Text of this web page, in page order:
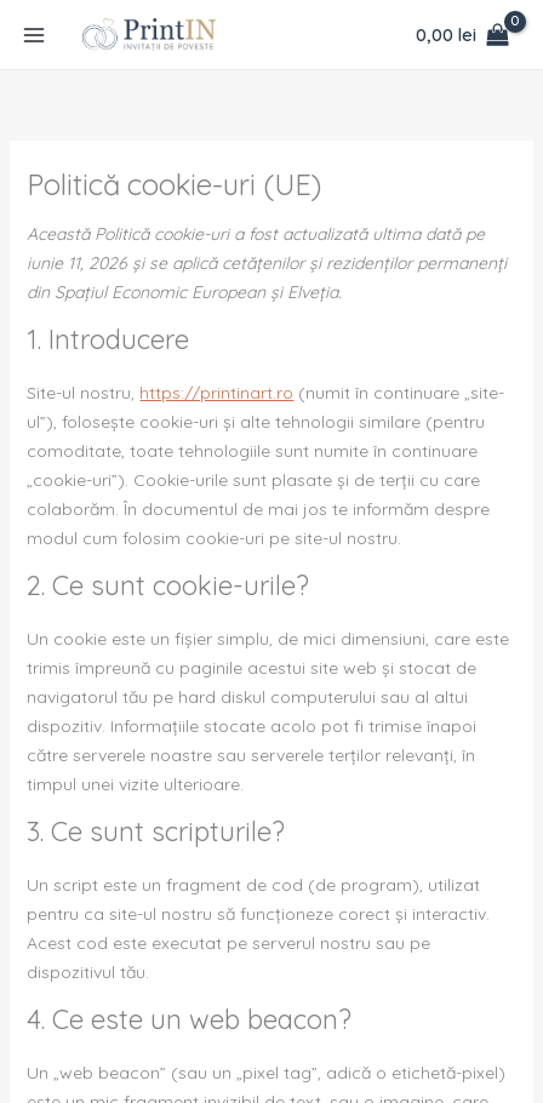
0,00lei
Politică cookie-uri (UE)
Această Politică cookie-uri a fost actualizată ultima dată pe
iunie 11, 2026 și se aplică cetățenilor și rezidenților permanenți
din Spațiul Economic European și Elveția.
1. Introducere
Site-ul nostru, https://printinart.ro (numit în continuare „site-
ul”), folosește cookie-uri și alte tehnologii similare (pentru
comoditate, toate tehnologiile sunt numite în continuare
„cookie-uri”). Cookie-urile sunt plasate și de terții cu care
colaborăm. În documentul de mai jos te informăm despre
modul cum folosim cookie-uri pe site-ul nostru.
2. Ce sunt cookie-urile?
Un cookie este un fișier simplu, de mici dimensiuni, care este
trimis împreună cu paginile acestui site web și stocat de
navigatorul tău pe hard diskul computerului sau al altui
dispozitiv. Informațiile stocate acolo pot fi trimise înapoi
către serverele noastre sau serverele terților relevanți, în
timpul unei vizite ulterioare.
3. Ce sunt scripturile?
Un script este un fragment de cod (de program), utilizat
pentru ca site-ul nostru să funcționeze corect și interactiv.
Acest cod este executat pe serverul nostru sau pe
dispozitivul tău.
4. Ce este un web beacon?
Un „web beacon” (sau un „pixel tag”, adică o etichetă-pixel)
to
Statistici
Marketing